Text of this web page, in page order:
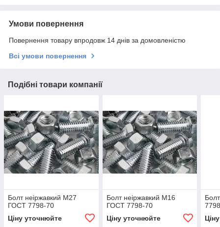
Умови повернення
Повернення товару впродовж 14 днів за домовленістю
Всі умови повернення
Подібні товари компанії
Болт неіржавкий М27
ГОСТ 7798-70
Ціну уточнюйте
Болт неіржавкий М16
ГОСТ 7798-70
Ціну уточнюйте